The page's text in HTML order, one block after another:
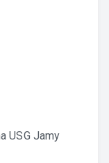
USG Jamy